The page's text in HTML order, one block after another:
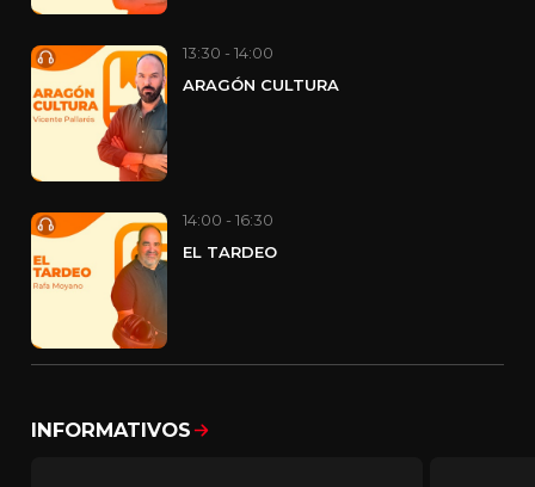
13:30 - 14:00
ARAGÓN CULTURA
14:00 - 16:30
EL TARDEO
INFORMATIVOS Mostrar todo